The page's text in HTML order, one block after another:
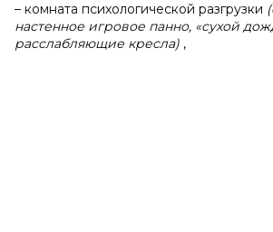
– комната психологической разгрузки
настенное игровое панно, «сухой
расслабляющие кресла) ,